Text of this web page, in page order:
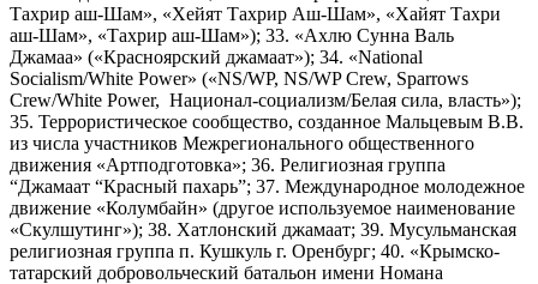
Тахрир аш-Шам», «Хейят Тахрир Аш-Шам», «Хайят Тахри
аш-Шам», «Тахрир аш-Шам»); 33. «Ахлю Сунна Валь
Джамаа» («Красноярский джамаат»); 34. «National
Socialism/White Power» («NS/WP, NS/WP Crew, Sparrows
Crew/White Power, Национал-социализм/Белая сила, власть»);
35. Террористическое сообщество, созданное Мальцевым В.В.
из числа участников Межрегионального общественного
движения «Артподготовка»; 36. Религиозная группа
“Джамаат “Красный пахарь”; 37. Международное молодежное
движение «Колумбайн» (другое используемое наименование
«Скулшутинг»); 38. Хатлонский джамаат; 39. Мусульманская
религиозная группа п. Кушкуль г. Оренбург; 40. «Крымско-
татарский добровольческий батальон имени Номана